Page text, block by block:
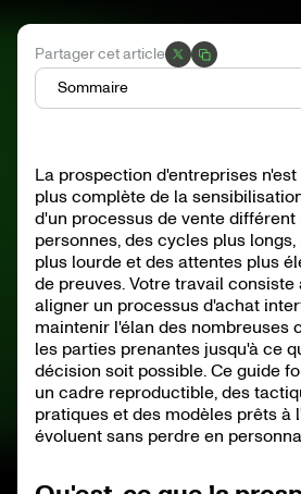
La prospection d'entreprises
plus complète de la
d'un processus de vente
personnes, des cycles plus
plus lourde et des attentes plus
de preuves. Votre travail
aligner un processus d'achat
maintenir l'élan des nombreuses
les parties prenantes jusqu'à ce
décision soit possible. Ce guide
un cadre reproductible, des
pratiques et des modèles prêts à
évoluent sans perdre en
Partager cet article
Sommaire
Comment prospecter des comptes
Quelles sont les stratégies de
Qu'est-ce qu'un cadre de
Comment créer un système de
Comment créer une approche
entreprises ?
Quels outils aident à la prospection
Quels sont les défis courants en
d'entreprises ?
Récapitulatif du cadre de
Comment créer un plan de
par étape) ?
Cadence et scripts de sensibilisation
l'emploi)
Métriques et tableaux de bord pour la
entreprises
Bibliothèque d'objections pour la
Coaching et habilitation pour les